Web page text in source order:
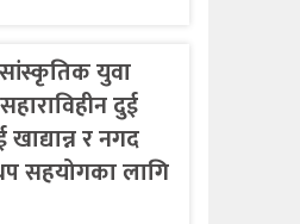
युवा
दुई
र नगद
सहयोगका लागि